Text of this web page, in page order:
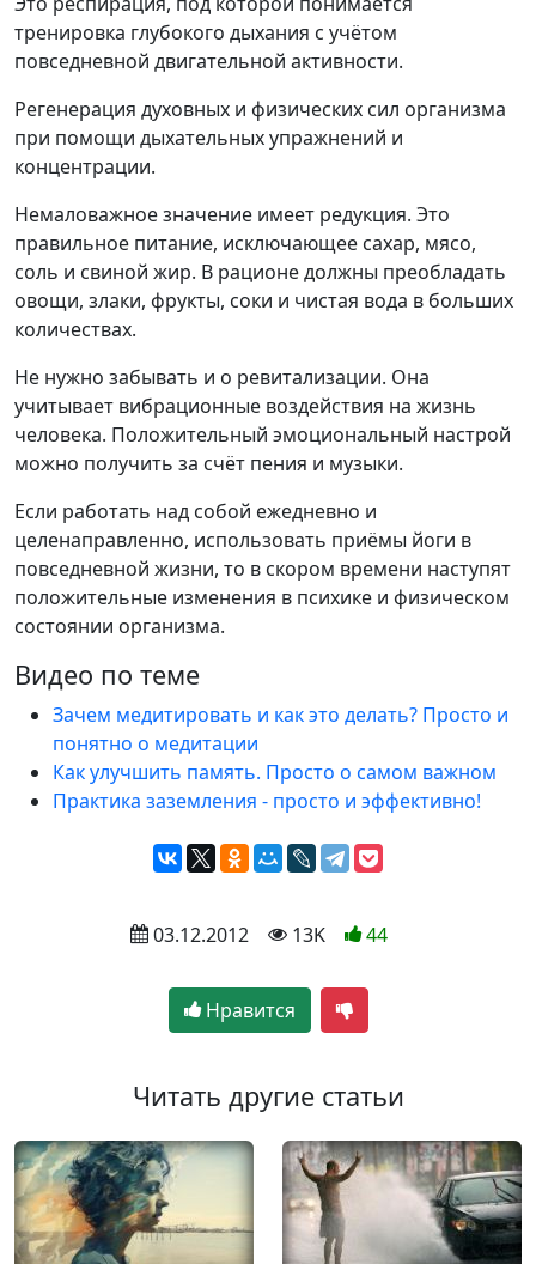
тренировка глубокого дыхания с учётом
повседневной двигательной активности.
Регенерация духовных и физических сил организма
при помощи дыхательных упражнений и
концентрации.
Немаловажное значение имеет редукция. Это
правильное питание, исключающее сахар, мясо,
соль и свиной жир. В рационе должны преобладать
овощи, злаки, фрукты, соки и чистая вода в больших
количествах.
Не нужно забывать и о ревитализации. Она
учитывает вибрационные воздействия на жизнь
человека. Положительный эмоциональный настрой
можно получить за счёт пения и музыки.
Если работать над собой ежедневно и
целенаправленно, использовать приёмы йоги в
повседневной жизни, то в скором времени наступят
положительные изменения в психике и физическом
состоянии организма.
Видео по теме
Зачем медитировать и как это делать? Просто и
понятно о медитации
Как улучшить память. Просто о самом важном
Практика заземления - просто и эффективно!
03.12.2012 13K 44
Нравится
Читать другие статьи